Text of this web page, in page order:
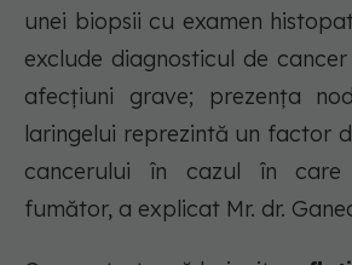
unei biopsii cu examen
exclude diagnosticul de
afecțiuni grave; prezența
laringelui reprezintă un factor
cancerului în cazul în care
fumător, a explicat Mr. dr.